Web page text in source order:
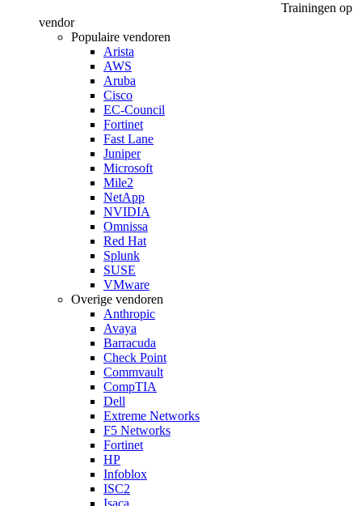
Trainingen op
vendor
Populaire vendoren
Arista
AWS
Aruba
Cisco
EC-Council
Fortinet
Fast Lane
Juniper
Microsoft
Mile2
NetApp
NVIDIA
Omnissa
Red Hat
Splunk
SUSE
VMware
Overige vendoren
Anthropic
Avaya
Barracuda
Check Point
Commvault
CompTIA
Dell
Extreme Networks
F5 Networks
Fortinet
HP
Infoblox
ISC2
Isaca